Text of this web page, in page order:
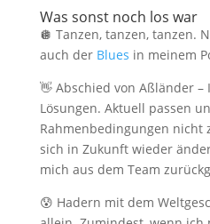
Was sonst noch los war
🪩 Tanzen, tanzen, tanzen.
auch der Blues in meinem
👋 Abschied von Aßländer
Lösungen. Aktuell passen
Rahmenbedingungen nicht
sich in Zukunft wieder
mich aus dem Team
😰 Hadern mit dem